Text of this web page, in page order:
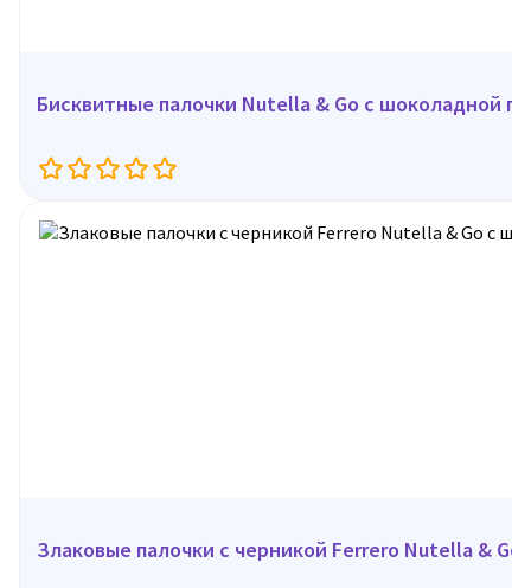
Бисквитные палочки Nutella & Go с шоколадной
Злаковые палочки с черникой Ferrero Nutella & Go,